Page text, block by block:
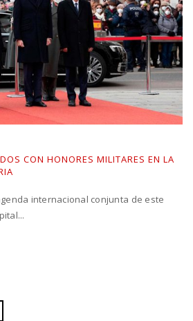
CON HONORES MILITARES EN LA
internacional conjunta de este